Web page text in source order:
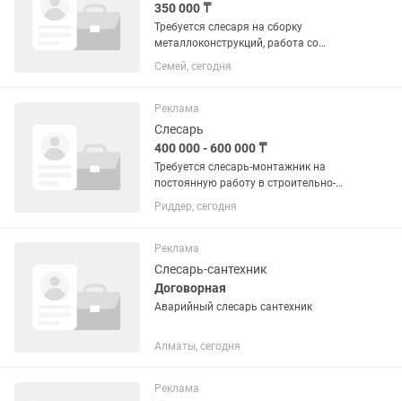
350 000 ₸
Требуется слесаря на сборку
металлоконструкций, работа со
сварщиками.
Семей, сегодня
Реклама
Слесарь
400 000 - 600 000 ₸
Требуется слесарь-монтажник на
постоянную работу в строительно-
монтажную организацию. Работа на
промышленных площадках. Виды
изготовление и монтаж
металлоконструкций,...
Риддер, сегодня
Реклама
Слесарь-сантехник
Договорная
Аварийный слесарь сантехник
Алматы, сегодня
Реклама